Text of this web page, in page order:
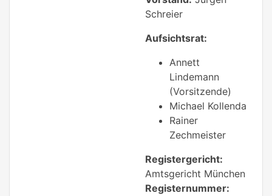
Schreier
Aufsichtsrat:
Annett
Lindemann
(Vorsitzende)
Michael Kollenda
Rainer
Zechmeister
Registergericht:
Amtsgericht München
Registernummer: